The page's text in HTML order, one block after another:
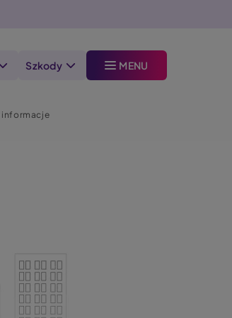
Szkody MENU
informacje